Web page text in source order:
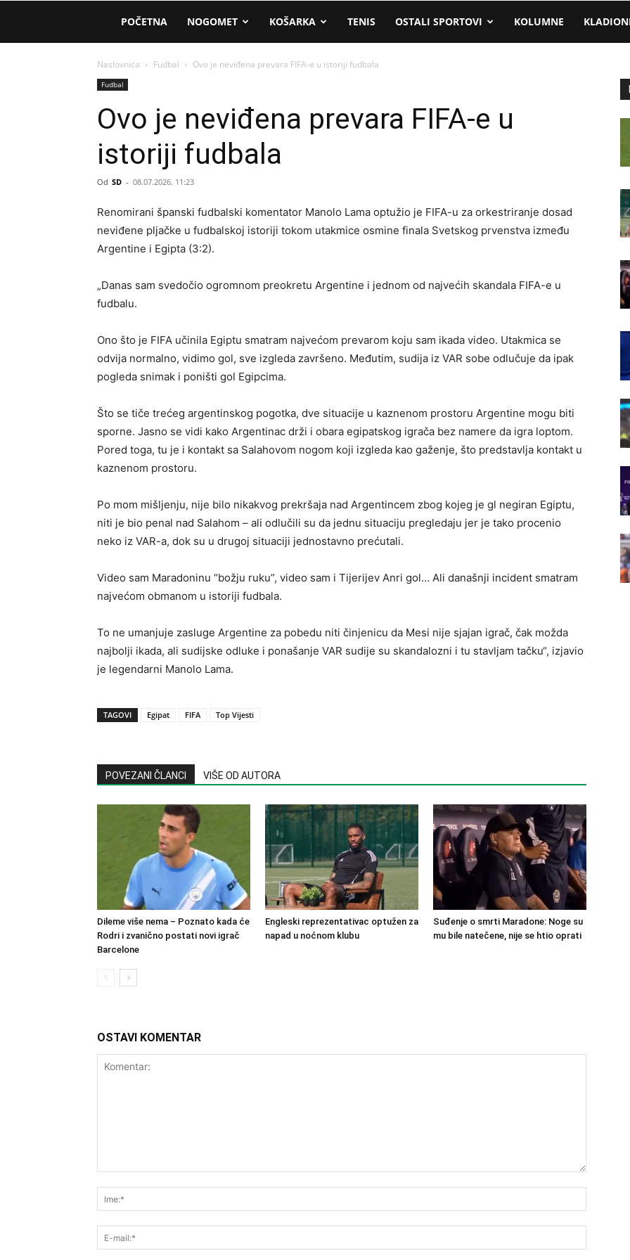
AM
Sport
POČETNA NOGOMET KOŠARKA TENIS OSTALI SPORTOVI KOLUMNE
Naslovnica Fudbal Ovo je neviđena prevara FIFA-e u istoriji fudbala
Fudbal
Ovo je neviđena prevara FIFA-e u
istoriji fudbala
Od SD - 08.07.2026. 11:23
Renomirani španski fudbalski komentator Manolo Lama optužio je FIFA-u za orkestriranje dosad
neviđene pljačke u fudbalskoj istoriji tokom utakmice osmine finala Svetskog prvenstva između
Argentine i Egipta (3:2).
„Danas sam svedočio ogromnom preokretu Argentine i jednom od najvećih skandala FIFA-e u
fudbalu.
Ono što je FIFA učinila Egiptu smatram najvećom prevarom koju sam ikada video. Utakmica se
odvija normalno, vidimo gol, sve izgleda završeno. Međutim, sudija iz VAR sobe odlučuje da ipak
pogleda snimak i poništi gol Egipcima.
Što se tiče trećeg argentinskog pogotka, dve situacije u kaznenom prostoru Argentine mogu biti
sporne. Jasno se vidi kako Argentinac drži i obara egipatskog igrača bez namere da igra loptom.
Pored toga, tu je i kontakt sa Salahovom nogom koji izgleda kao gaženje, što predstavlja kontakt u
kaznenom prostoru.
Po mom mišljenju, nije bilo nikakvog prekršaja nad Argentincem zbog kojeg je gl negiran Egiptu,
niti je bio penal nad Salahom – ali odlučili su da jednu situaciju pregledaju jer je tako procenio
neko iz VAR-a, dok su u drugoj situaciji jednostavno prećutali.
Video sam Maradoninu “božju ruku”, video sam i Tijerijev Anri gol… Ali današnji incident smatram
najvećom obmanom u istoriji fudbala.
To ne umanjuje zasluge Argentine za pobedu niti činjenicu da Mesi nije sjajan igrač, čak možda
najbolji ikada, ali sudijske odluke i ponašanje VAR sudije su skandalozni i tu stavljam tačku“, izjavio
je legendarni Manolo Lama.
TAGOVI Egipat FIFA Top Vijesti
POVEZANI ČLANCI VIŠE OD AUTORA
Dileme više nema – Poznato kada će
Rodri i zvanično postati novi igrač
Barcelone
Engleski reprezentativac optužen za
napad u noćnom klubu
Suđenje o smrti Maradone: Noge su
mu bile natečene, nije se htio oprati
OSTAVI KOMENTAR